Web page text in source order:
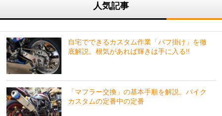
人気記事
自宅でできるカスタム作業「バフ掛け」を徹
底解説。根気があれば輝きは手に入る!!
「マフラー交換」の基本手順を解説。バイク
カスタムの定番中の定番